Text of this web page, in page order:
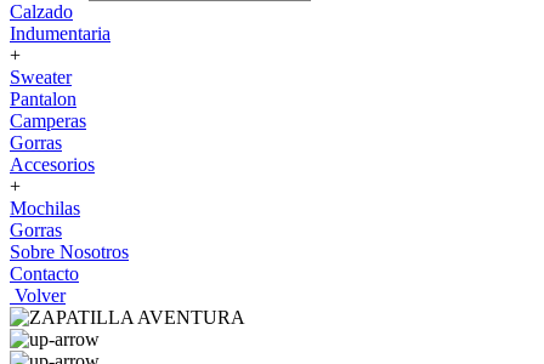
Calzado
Indumentaria
+
Sweater
Pantalon
Camperas
Gorras
Accesorios
+
Mochilas
Gorras
Sobre Nosotros
Contacto
Volver